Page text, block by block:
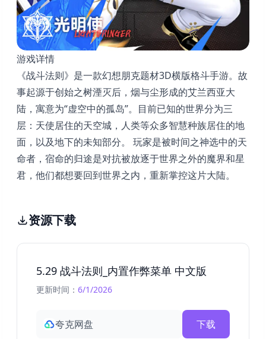
游戏详情
《战斗法则》是一款幻想朋克题材3D横版格斗手游。故
事起源于创始之树湮灭后，烟与尘形成的艾兰西亚大
陆，寓意为“虚空中的孤岛”。目前已知的世界分为三
层：天使居住的天空城，人类等众多智慧种族居住的地
面，以及地下的未知部分。 玩家是被时间之神选中的天
命者，宿命的归途是对抗被放逐于世界之外的魔界和星
君，他们都想要回到世界之内，重新掌控这片大陆。
资源下载
5.29 战斗法则_内置作弊菜单 中文版
更新时间： 6/1/2026
夸克网盘 下载